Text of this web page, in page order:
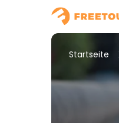
Startseite